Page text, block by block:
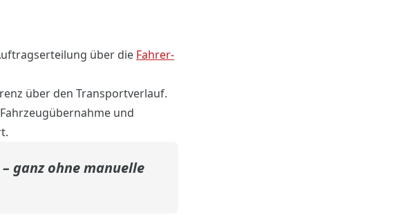
über die Fahrer-
über den Transportverlauf.
und
ganz ohne manuelle